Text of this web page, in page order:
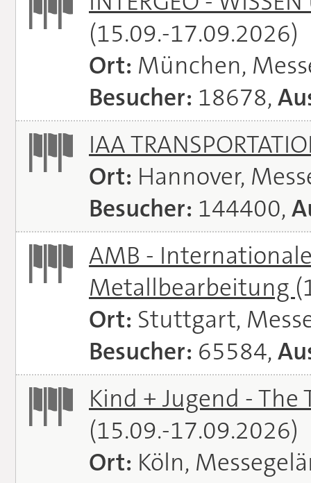
(15.09.-17.09.2026)
Ort: München,
Besucher: 18678,
IAA
Ort: Hannover,
Besucher: 144400,
AMB -
Metallbearbeitung
Ort: Stuttgart,
Besucher: 65584,
Kind + Jugend - The
(15.09.-17.09.2026)
Ort: Köln,